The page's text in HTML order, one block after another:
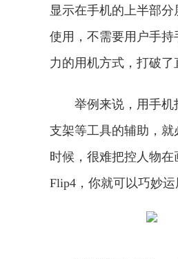
显示在手机的上半部
使用，不需要用户手
力的用机方式，打破了
举例来说，用手机
支架等工具的辅助，
时候，很难把控人物
Flip4，你就可以巧妙